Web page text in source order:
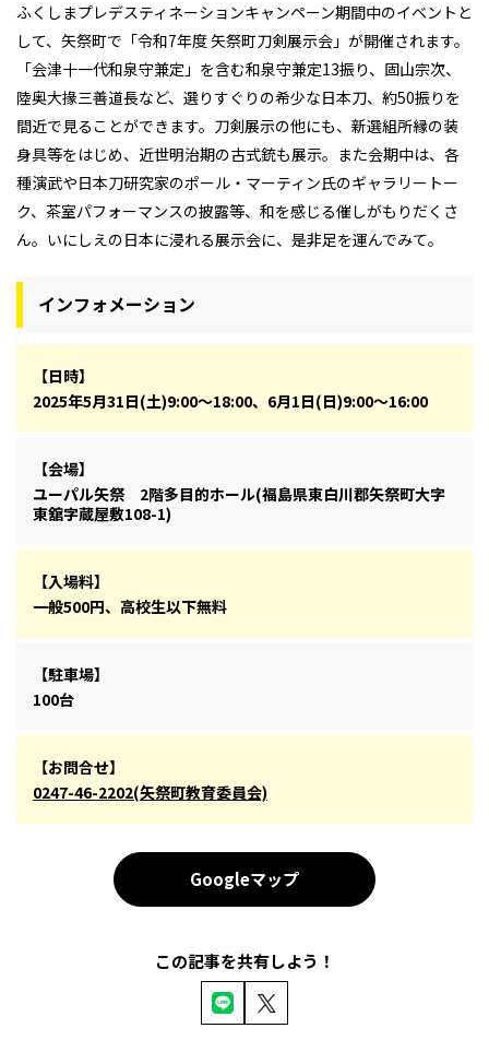
ふくしまプレデスティネーションキャンペーン期間中のイベントと
して、矢祭町で「令和7年度 矢祭町刀剣展示会」が開催されます。
「会津十一代和泉守兼定」を含む和泉守兼定13振り、固山宗次、
陸奥大掾三善道長など、選りすぐりの希少な日本刀、約50振りを
間近で見ることができます。刀剣展示の他にも、新選組所縁の装
身具等をはじめ、近世明治期の古式銃も展示。また会期中は、各
種演武や日本刀研究家のポール・マーティン氏のギャラリートー
ク、茶室パフォーマンスの披露等、和を感じる催しがもりだくさ
ん。いにしえの日本に浸れる展示会に、是非足を運んでみて。
インフォメーション
【日時】
2025年5月31日(土)9:00～18:00、6月1日(日)9:00～16:00
【会場】
ユーパル矢祭 2階多目的ホール(福島県東白川郡矢祭町大字
東舘字蔵屋敷108-1)
【入場料】
一般500円、高校生以下無料
【駐車場】
100台
【お問合せ】
0247-46-2202(矢祭町教育委員会)
Googleマップ
この記事を共有しよう！